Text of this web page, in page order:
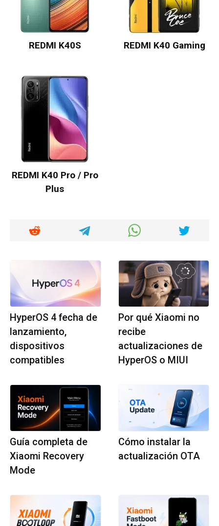
REDMI K40S REDMI K40 Gaming
REDMI K40 Pro / Pro
Plus
HyperOS 4 fecha de
lanzamiento,
dispositivos
compatibles
Por qué Xiaomi no
recibe
actualizaciones de
HyperOS o MIUI
Guía completa de
Xiaomi Recovery
Mode
Cómo instalar la
actualización OTA